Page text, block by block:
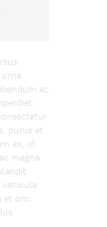
ac
purus et
ex, id
magna
et orci